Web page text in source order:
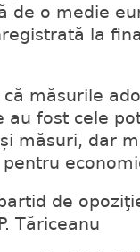
de o medie
la
măsurile
au fost cele
măsuri, dar
de
Tăriceanu